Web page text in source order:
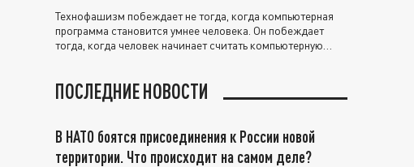
Технофашизм побеждает не тогда, когда компьютерная
программа становится умнее человека. Он побеждает
тогда, когда человек начинает считать компьютерную
ПОСЛЕДНИЕ НОВОСТИ
В НАТО боятся присоединения к России новой
территории. Что происходит на самом деле?